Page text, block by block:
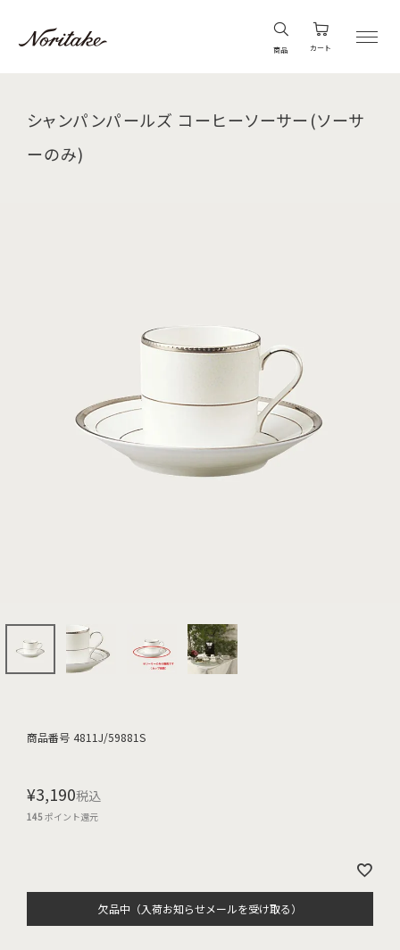
商品 カート
シャンパンパールズ コーヒーソーサー(ソーサ
ーのみ)
商品番号 4811J/59881S
¥3,190税込
145ポイント還元
欠品中（入荷お知らせメールを受け取る）